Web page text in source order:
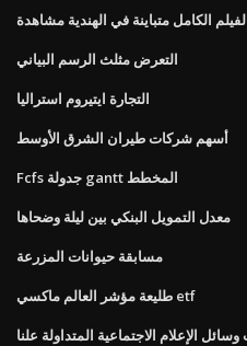
التعرض مثلث الرسم البياني
التجارة ايتيروم استراليا
أسهم شركات طيران الشرق الأوسط
Fcfs جدولة gantt المخطط
معدل التمويل البنكي بين ليلة وضحاها
مسابقة حيوانات المزرعة
طليعة مؤشر العالم ماكسي etf
الإعلام الاجتماعية المتداولة علنا